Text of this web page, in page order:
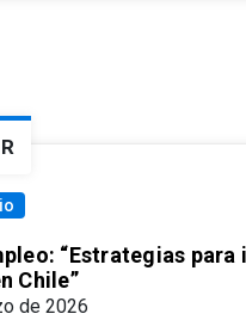
“Estrategias para
Chile”
de 2026